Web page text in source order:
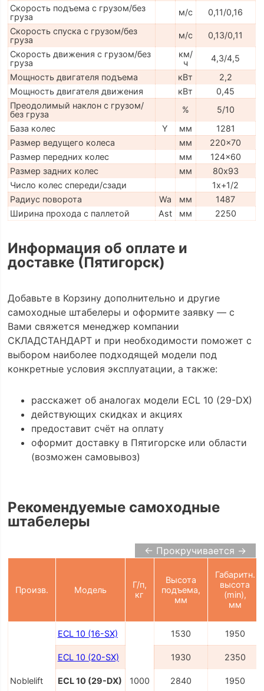
Скорость подъема с грузом/без
груза
м/с
0,11/0,16
Скорость спуска с грузом/без
груза
м/с
0,13/0,11
Скорость движения с грузом/без
груза
км/
ч
4,3/4,5
Мощность двигателя подъема
кВт
2,2
Мощность двигателя движения
кВт
0,45
Преодолимый наклон с грузом/
без груза
%
5/10
База колес
Y мм
1281
Размер ведущего колеса
мм
220x70
Размер передних колес
мм
124x60
Размер задних колес
мм
80х93
Число колес спереди/сзади
1x+1/2
Радиус поворота
Wa мм
1487
Ширина прохода с паллетой
Ast мм 2250
Информация об оплате и
доставке (Пятигорск)
Добавьте в Корзину дополнительно и другие
самоходные штабелеры и оформите заявку — с
Вами свяжется менеджер компании
СКЛАДСТАНДАРТ и при необходимости поможет с
выбором наиболее подходящей модели под
конкретные условия эксплуатации, а также:
расскажет об аналогах модели ECL 10 (29-DX)
действующих скидках и акциях
предоставит счёт на оплату
оформит доставку в Пятигорске или области
(возможен самовывоз)
Рекомендуемые самоходные
штабелеры
← Прокручивается →
Произв. Модель
Г/п,
кг
Высота
подъема,
мм
Габаритн.
высота
(min),
мм
Noblelift
ECL 10 (16-SX)
1000
1530 1950
ECL 10 (20-SX) 1930 2350
ECL 10 (29-DX) 2840 1950